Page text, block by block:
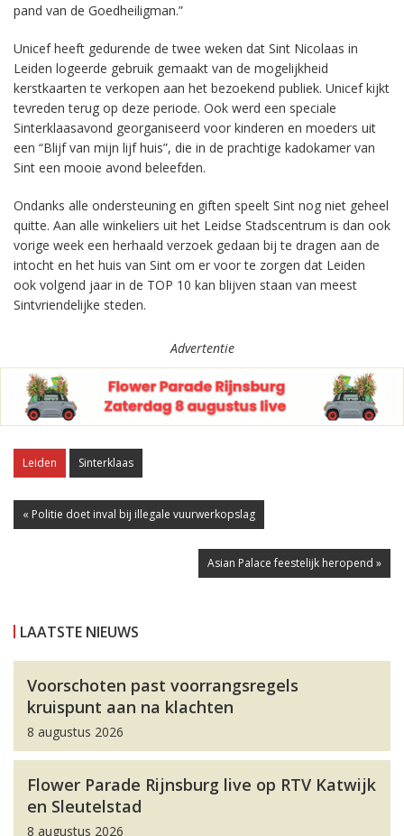
pand van de Goedheiligman.”
Unicef heeft gedurende de twee weken dat Sint Nicolaas in
Leiden logeerde gebruik gemaakt van de mogelijkheid
kerstkaarten te verkopen aan het bezoekend publiek. Unicef kijkt
tevreden terug op deze periode. Ook werd een speciale
Sinterklaasavond georganiseerd voor kinderen en moeders uit
een “Blijf van mijn lijf huis”, die in de prachtige kadokamer van
Sint een mooie avond beleefden.
Ondanks alle ondersteuning en giften speelt Sint nog niet geheel
quitte. Aan alle winkeliers uit het Leidse Stadscentrum is dan ook
vorige week een herhaald verzoek gedaan bij te dragen aan de
intocht en het huis van Sint om er voor te zorgen dat Leiden
ook volgend jaar in de TOP 10 kan blijven staan van meest
Sintvriendelijke steden.
Advertentie
Leiden Sinterklaas
« Politie doet inval bij illegale vuurwerkopslag
Asian Palace feestelijk heropend »
LAATSTE NIEUWS
Voorschoten past voorrangsregels
kruispunt aan na klachten
8 augustus 2026
Flower Parade Rijnsburg live op RTV Katwijk
en Sleutelstad
8 augustus 2026